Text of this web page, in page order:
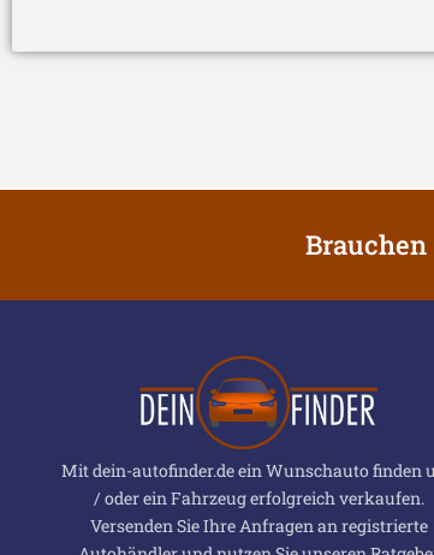
Mit dein-autofinder.de ein Wunschauto finden
/ oder ein Fahrzeug erfolgreich verkaufen.
Versenden Sie Ihre Anfragen an registrierte